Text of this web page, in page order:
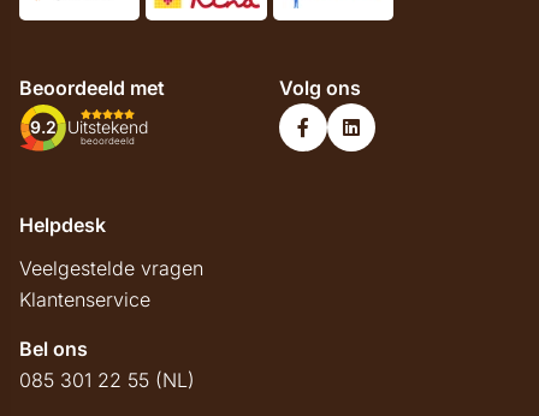
Beoordeeld met
9.2 Uitstekend
beoordeeld
Volg ons
Helpdesk
Veelgestelde vragen
Klantenservice
Bel ons
085 301 22 55 (NL)